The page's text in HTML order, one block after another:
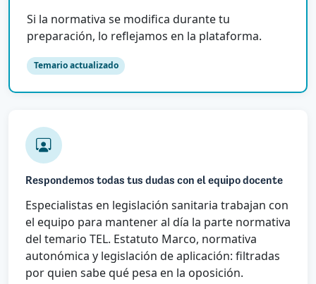
Si la normativa se modifica durante tu
preparación, lo reflejamos en la plataforma.
Temario actualizado
Respondemos todas tus dudas con el equipo docente
Especialistas en legislación sanitaria trabajan con
el equipo para mantener al día la parte normativa
del temario TEL. Estatuto Marco, normativa
autonómica y legislación de aplicación: filtradas
por quien sabe qué pesa en la oposición.